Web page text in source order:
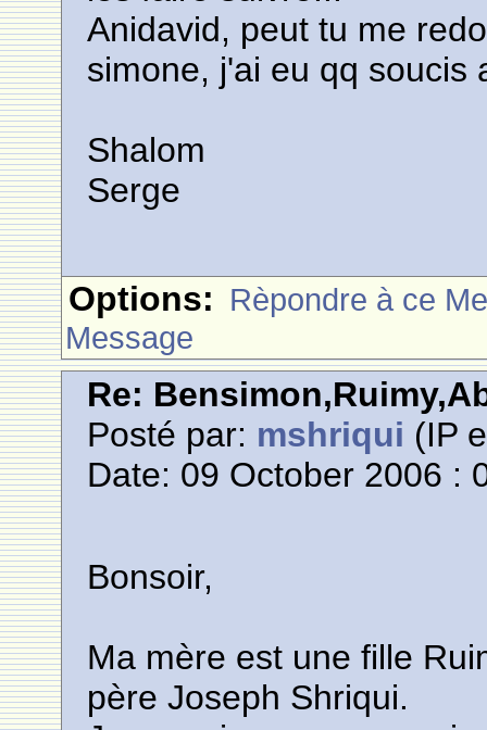
Anidavid, peut tu me
simone, j'ai eu qq soucis
Shalom
Serge
Options: Rèpondre à ce
Message
Re:
Posté par: mshriqui (IP
Date: 09 October 2006 :
Bonsoir,
Ma mère est une fille
père Joseph Shriqui.